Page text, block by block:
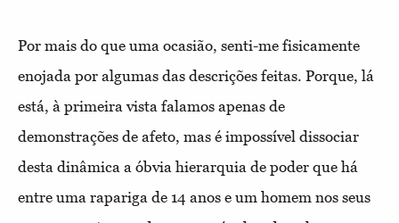
Por mais do que uma ocasião, senti-me fisicamente
enojada por algumas das descrições feitas. Porque, lá
está, à primeira vista falamos apenas de
demonstrações de afeto, mas é impossível dissociar
desta dinâmica a óbvia hierarquia de poder que há
entre uma rapariga de 14 anos e um homem nos seus